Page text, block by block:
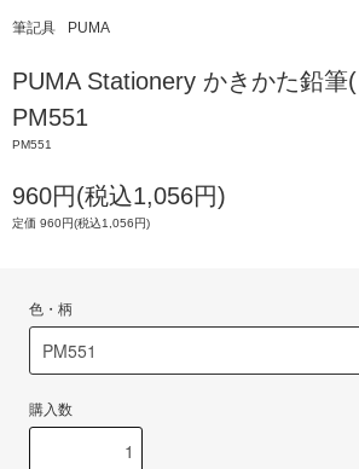
筆記具 PUMA
PUMA Stationery かきかた鉛筆
PM551
PM551
960円(税込1,056円)
定価 960円(税込1,056円)
色・柄
購入数